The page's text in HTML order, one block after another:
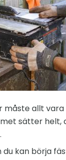
måste allt
sätter helt,
kan börja